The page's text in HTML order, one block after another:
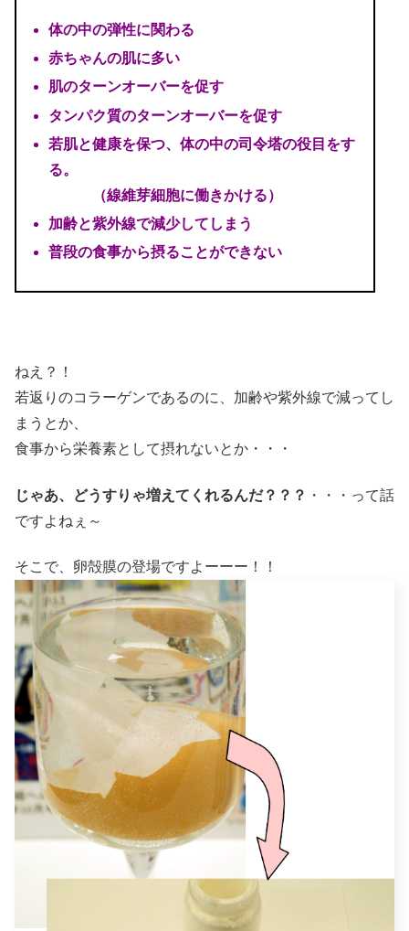
体の中の弾性に関わる
赤ちゃんの肌に多い
肌のターンオーバーを促す
タンパク質のターンオーバーを促す
若肌と健康を保つ、体の中の司令塔の役目をす
る。
（線維芽細胞に働きかける）
加齢と紫外線で減少してしまう
普段の食事から摂ることができない
ねえ？！
若返りのコラーゲンであるのに、加齢や紫外線で減ってし
まうとか、
食事から栄養素として摂れないとか・・・
じゃあ、どうすりゃ増えてくれるんだ？？？ ・・・って話
ですよねぇ～
そこで、卵殻膜の登場ですよーーー！！